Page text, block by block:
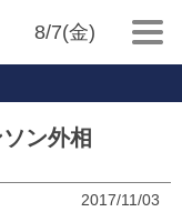
8/7(金)
ン外相
2017/11/03